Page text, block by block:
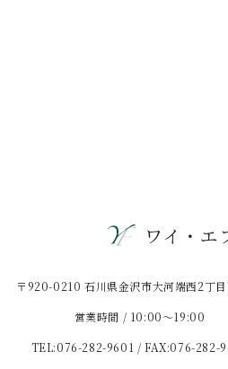
ワイ・エ
〒920-0210 石川県金沢市大河端西2丁
営業時間 / 10:00〜19:00
TEL:076-282-9601 / FAX:076-282-